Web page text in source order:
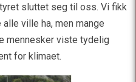
sluttet seg til oss. Vi fikk
ville ha, men mange
mennesker viste tydelig
for klimaet.